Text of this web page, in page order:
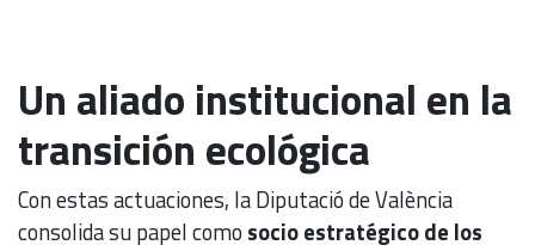
Un aliado institucional en la
transición ecológica
Con estas actuaciones, la Diputació de València
consolida su papel como socio estratégico de los